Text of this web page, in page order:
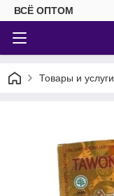
ВСЁ ОПТОМ
Товары и услуги